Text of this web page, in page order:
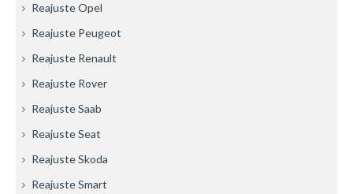
Reajuste Opel
Reajuste Peugeot
Reajuste Renault
Reajuste Rover
Reajuste Saab
Reajuste Seat
Reajuste Skoda
Reajuste Smart